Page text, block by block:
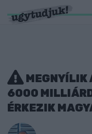
MEGNYÍLIK
6000
ÉRKEZIK